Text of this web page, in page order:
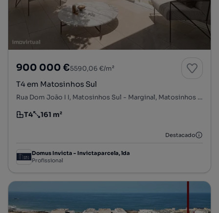
900 000 €5590,06 €/m²
T4 em Matosinhos Sul
Rua Dom João I I, Matosinhos Sul - Marginal, Matosinhos e Leça da Palmeira, Matosinhos, Porto
Tipologia
T4
Preço por metro quadrado
161 m²
Destacado
Domus Invicta - Invictaparcela, lda
Profissional